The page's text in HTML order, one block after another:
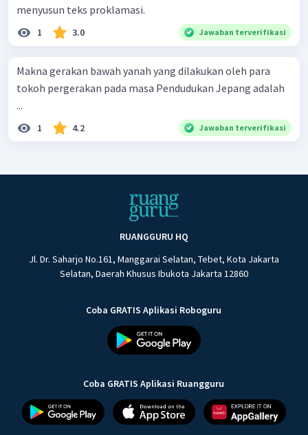
menyusun teks proklamasi.
1 3.0 Jawaban terverifikasi
Makna gerakan bawah yanah yang dilakukan oleh para
tokoh pergerakan pada masa Pendudukan Jepang adalah
...
1 4.2 Jawaban terverifikasi
RUANGGURU HQ
Jl. Dr. Saharjo No.161, Manggarai Selatan, Tebet, Kota Jakarta
Selatan, Daerah Khusus Ibukota Jakarta 12860
Coba GRATIS Aplikasi Roboguru
Coba GRATIS Aplikasi Ruangguru